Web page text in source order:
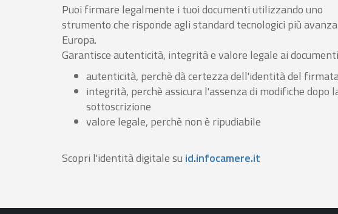
Puoi firmare legalmente i tuoi documenti utilizzando uno
strumento che risponde agli standard tecnologici più
Europa.
Garantisce autenticità, integrità e valore legale ai
autenticità, perchè dà certezza dell'identità del
integrità, perchè assicura l'assenza di modifiche dopo
sottoscrizione
valore legale, perchè non è ripudiabile
Scopri l'identità digitale su id.infocamere.it